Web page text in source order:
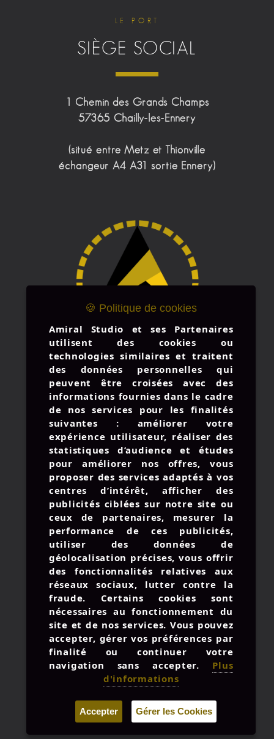
LE PORT
SIÈGE SOCIAL
1 Chemin des Grands Champs
57365 Chailly-les-Ennery
(situé entre Metz et Thionville
échangeur A4 A31 sortie Ennery)
© 2026 AMIRAL STUDIO - MENTIONS LÉGALES
UNE BOUTEILLE À LA MER
CONTACTEZ-NOUS
: +33 3 57 28 03 81
:contact@amiralstudio.com
: du Lun. au Ven. 9h à 18h
🍪 Politique de cookies
Amiral Studio et ses Partenaires
utilisent des cookies ou
technologies similaires et traitent
des données personnelles qui
peuvent être croisées avec des
informations fournies dans le cadre
de nos services pour les finalités
suivantes : améliorer votre
expérience utilisateur, réaliser des
statistiques d’audience et études
pour améliorer nos offres, vous
proposer des services adaptés à vos
centres d’intérêt, afficher des
publicités ciblées sur notre site ou
ceux de partenaires, mesurer la
performance de ces publicités,
utiliser des données de
géolocalisation précises, vous offrir
des fonctionnalités relatives aux
réseaux sociaux, lutter contre la
fraude. Certains cookies sont
nécessaires au fonctionnement du
site et de nos services. Vous pouvez
accepter, gérer vos préférences par
finalité ou continuer votre
navigation sans accepter. Plus
d'informations
Accepter Gérer les Cookies